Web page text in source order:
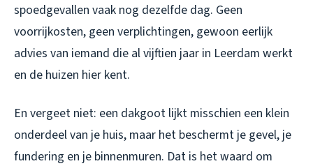
spoedgevallen vaak nog dezelfde dag. Geen
voorrijkosten, geen verplichtingen, gewoon eerlijk
advies van iemand die al vijftien jaar in Leerdam werkt
en de huizen hier kent.
En vergeet niet: een dakgoot lijkt misschien een klein
onderdeel van je huis, maar het beschermt je gevel, je
fundering en je binnenmuren. Dat is het waard om